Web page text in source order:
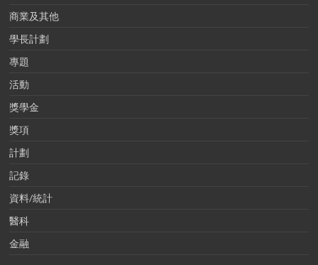
商業及其他
學長計劃
專題
活動
獎學金
獎項
計劃
記錄
資料/統計
醫科
金融